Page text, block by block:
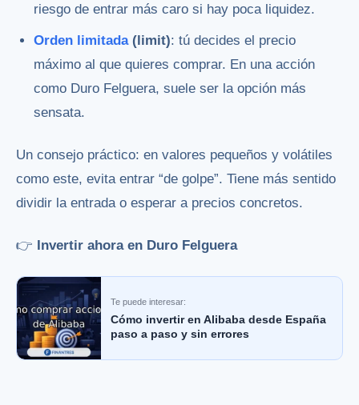
riesgo de entrar más caro si hay poca liquidez.
Orden limitada(limit): tú decides el precio
máximo al que quieres comprar. En una acción
como Duro Felguera, suele ser la opción más
sensata.
Un consejo práctico: en valores pequeños y volátiles
como este, evita entrar “de golpe”. Tiene más sentido
dividir la entrada o esperar a precios concretos.
👉 Invertir ahora en Duro Felguera
Te puede interesar:
Cómo invertir en Alibaba desde España
paso a paso y sin errores